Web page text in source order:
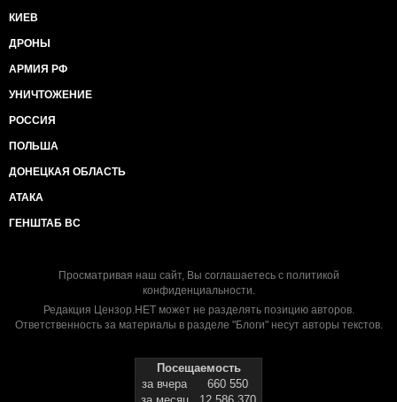
КИЕВ
ДРОНЫ
АРМИЯ РФ
УНИЧТОЖЕНИЕ
РОССИЯ
ПОЛЬША
ДОНЕЦКАЯ ОБЛАСТЬ
АТАКА
ГЕНШТАБ ВС
Просматривая наш сайт, Вы соглашаетесь с политикой
конфиденциальности.
Редакция Цензор.НЕТ может не разделять позицию авторов.
Ответственность за материалы в разделе "Блоги" несут авторы текстов.
Посещаемость
за вчера
660 550